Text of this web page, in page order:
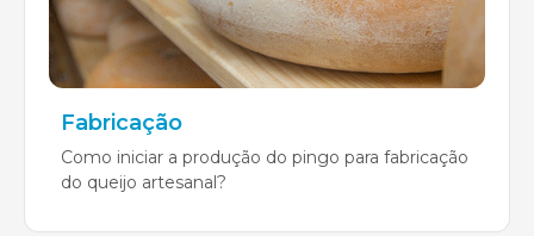
Fabricação
Como iniciar a produção do pingo para fabricação
do queijo artesanal?